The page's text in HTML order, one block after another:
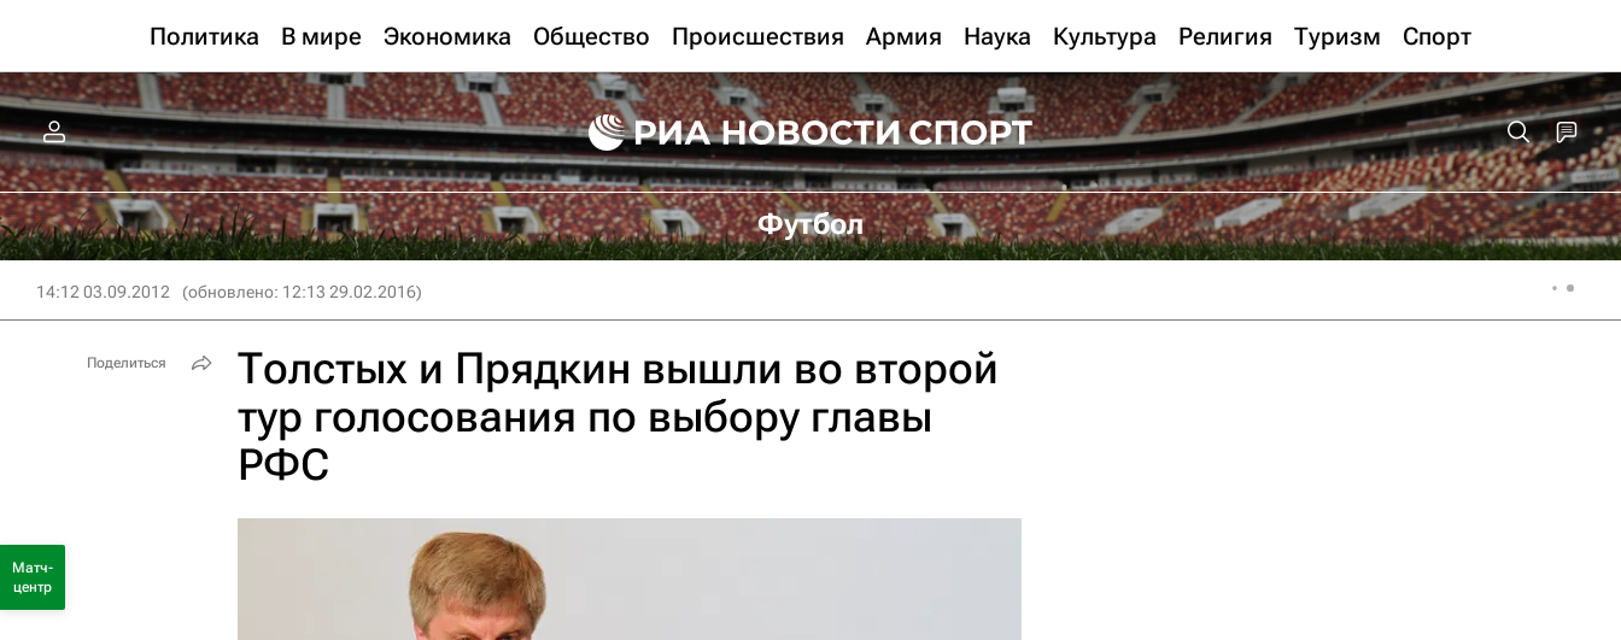
Политика В мире Экономика Общество Происшествия Армия Наука Культура Религия Туризм Спорт
Футбол
14:12 03.09.2012 (обновлено: 12:13 29.02.2016)
Толстых и Прядкин вышли во второй
тур голосования по выбору главы
РФС
Поделиться
Матч-
центр